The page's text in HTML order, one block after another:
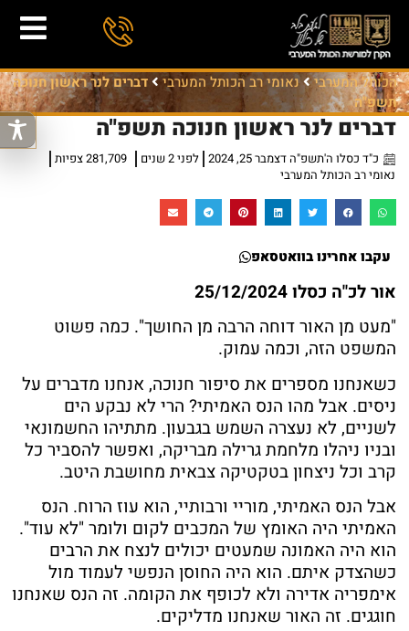
הכותל המערבי נאומי רב הכותל המערבי
דברים לנר ראשון חנוכה
תשפ"ה
דברים לנר ראשון חנוכה תשפ"ה
כ"ד כסלו ה'תשפ"ה דצמבר 25, 2024 לפני 2 שנים
281,709 צפיות
נאומי רב הכותל המערבי
עקבו אחרינו בוואטסאפ
אור לכ"ה כסלו 25/12/2024
"מעט מן האור דוחה הרבה מן החושך". כמה פשוט
המשפט הזה, וכמה עמוק.
כשאנחנו מספרים את סיפור חנוכה, אנחנו מדברים על
ניסים. אבל מהו הנס האמיתי? הרי לא נבקע הים
לשניים, לא נעצרה השמש בגבעון. מתתיהו החשמונאי
ובניו ניהלו מלחמת גרילה מבריקה, ואפשר להסביר כל
קרב וכל ניצחון בטקטיקה צבאית מחושבת היטב.
אבל הנס האמיתי, מוריי ורבותיי, הוא עוז הרוח. הנס
האמיתי היה האומץ של המכבים לקום ולומר "לא עוד".
הוא היה האמונה שמעטים יכולים לנצח את הרבים
כשהצדק איתם. הוא היה החוסן הנפשי לעמוד מול
אימפריה אדירה ולא לכופף את הקומה. זה הנס שאנחנו
חוגגים. זה האור שאנחנו מדליקים.